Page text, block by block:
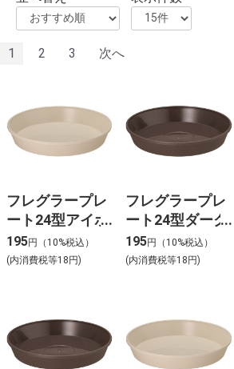
1 2 3 次へ
フレグラープレ
ート24型アイボ
リー
195円（10%税込）
(内消費税等18円)
フレグラープレ
ート24型ダーク
ブラウン
195円（10%税込）
(内消費税等18円)